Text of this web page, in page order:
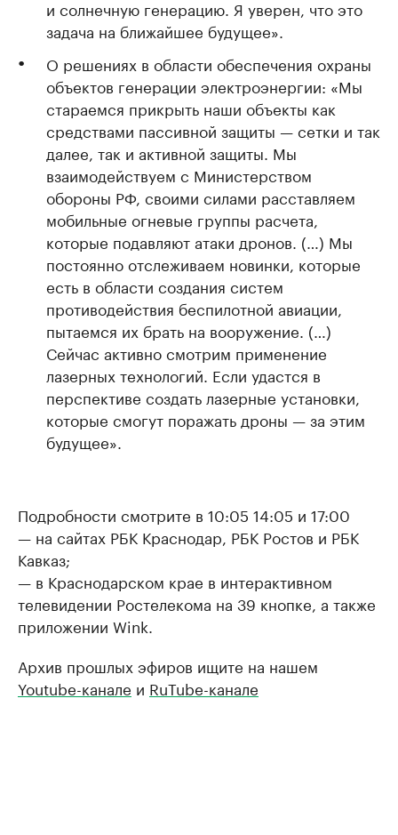
и солнечную генерацию. Я уверен, что это
задача на ближайшее будущее».
О решениях в области обеспечения охраны
объектов генерации электроэнергии: «Мы
стараемся прикрыть наши объекты как
средствами пассивной защиты — сетки и так
далее, так и активной защиты. Мы
взаимодействуем с Министерством
обороны РФ, своими силами расставляем
мобильные огневые группы расчета,
которые подавляют атаки дронов. (…) Мы
постоянно отслеживаем новинки, которые
есть в области создания систем
противодействия беспилотной авиации,
пытаемся их брать на вооружение. (…)
Сейчас активно смотрим применение
лазерных технологий. Если удастся в
перспективе создать лазерные установки,
которые смогут поражать дроны — за этим
будущее».
Подробности смотрите в 10:05 14:05 и 17:00
— на сайтах РБК Краснодар, РБК Ростов и РБК
Кавказ;
— в Краснодарском крае в интерактивном
телевидении Ростелекома на 39 кнопке, а также
приложении Wink.
Архив прошлых эфиров ищите на нашем
Youtube-канале и RuTube-канале